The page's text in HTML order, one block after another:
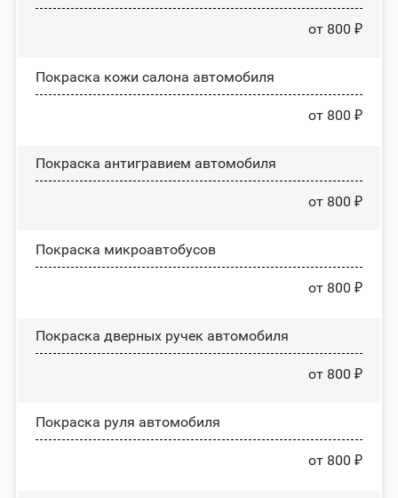
от 800 ₽
Покраска кожи салона автомобиля
от 800 ₽
Покраска антигравием автомобиля
от 800 ₽
Покраска микроавтобусов
от 800 ₽
Покраска дверных ручек автомобиля
от 800 ₽
Покраска руля автомобиля
от 800 ₽